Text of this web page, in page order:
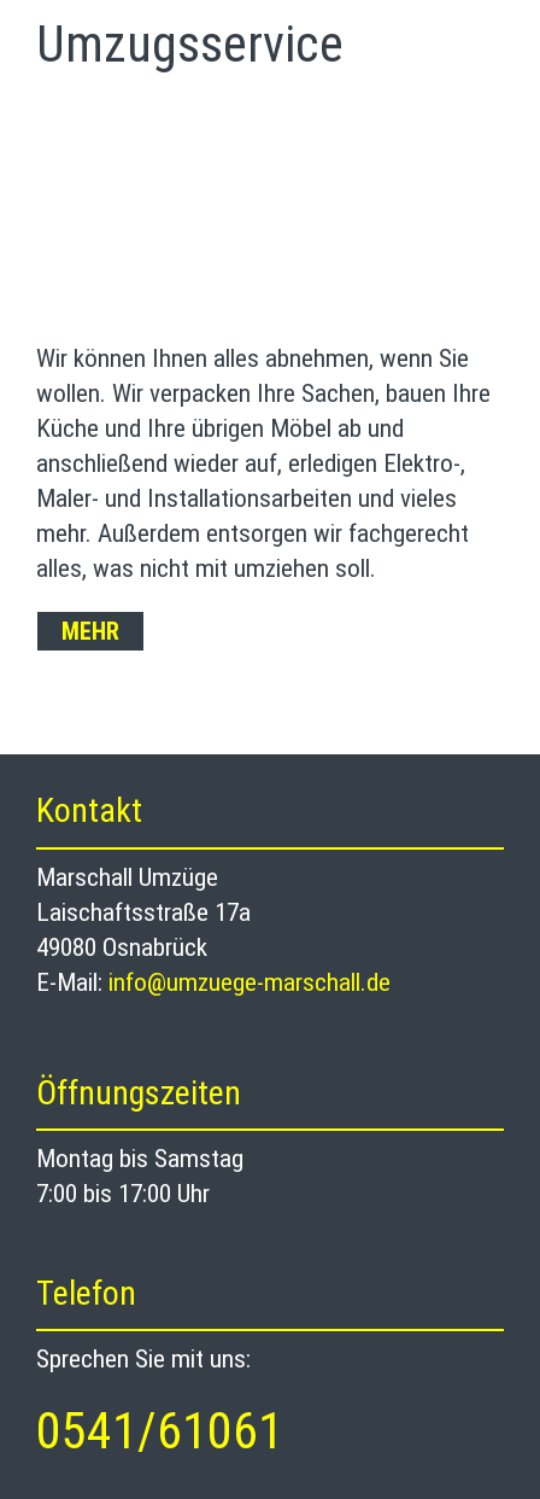
Umzugsservice
Wir können Ihnen alles abnehmen, wenn Sie
wollen. Wir verpacken Ihre Sachen, bauen Ihre
Küche und Ihre übrigen Möbel ab und
anschließend wieder auf, erledigen Elektro-,
Maler- und Installationsarbeiten und vieles
mehr. Außerdem entsorgen wir fachgerecht
alles, was nicht mit umziehen soll.
MEHR
Kontakt
Marschall Umzüge
Laischaftsstraße 17a
49080 Osnabrück
E-Mail: info@umzuege-marschall.de
Öffnungszeiten
Montag bis Samstag
7:00 bis 17:00 Uhr
Telefon
Sprechen Sie mit uns:
0541/61061